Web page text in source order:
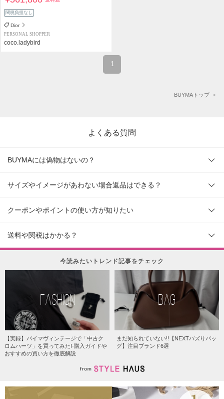
関税負担なし
Dior
PERSONAL SHOPPER
coco.ladybird
1
BUYMAトップ
よくある質問
BUYMAには偽物はないの？
サイズやイメージがあわない場合返品はできる？
クーポンやポイントの使い方が知りたい
送料や関税はかかる？
今読みたいトレンド記事をチェック
FASHION
【実録】バイマヴィンテージで「中古ク
ロムハーツ」を買ってみた!-購入ガイドや
おすすめの買い方を徹底解説
BAG
まだ知られていない!!【NEXTバズりバッ
グ】注目ブランド6選